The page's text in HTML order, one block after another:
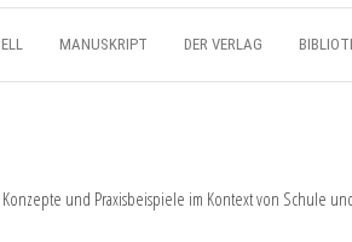
MANUSKRIPT DER VERLAG
und Praxisbeispiele im Kontext von Schule